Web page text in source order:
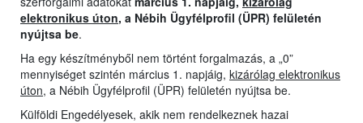
elektronikus úton, a Nébih Ügyfélprofil (ÜPR) felületén
nyújtsa be.
Ha egy készítményből nem történt forgalmazás, a „0”
mennyiséget szintén március 1. napjáig, kizárólag elektronikus
úton, a Nébih Ügyfélprofil (ÜPR) felületén nyújtsa be.
Külföldi Engedélyesek, akik nem rendelkeznek hazai